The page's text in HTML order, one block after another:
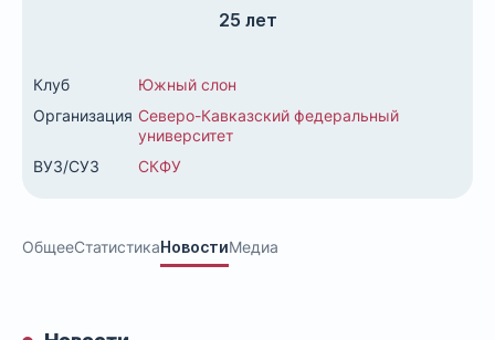
25 лет
Клуб
Южный слон
Организация Северо-Кавказский федеральный
университет
ВУЗ/СУЗ
СКФУ
ОбщееСтатистикаНовостиМедиа